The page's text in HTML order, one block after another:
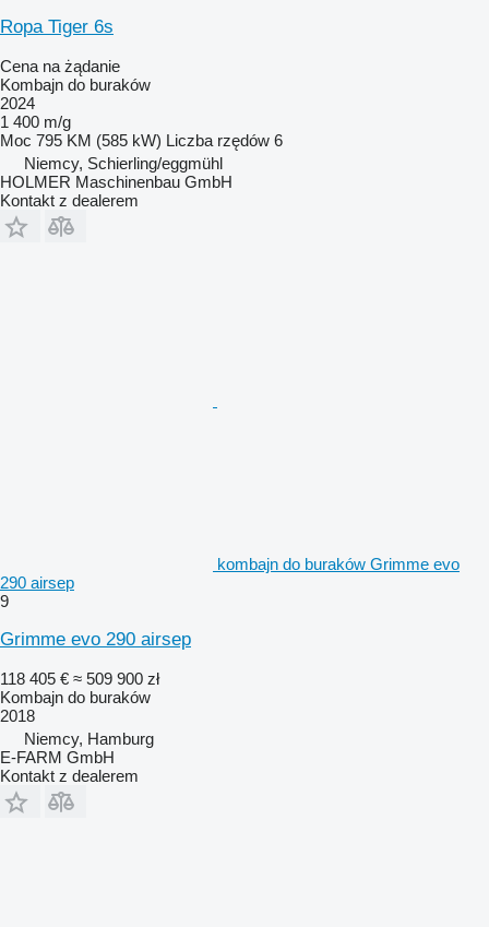
Ropa Tiger 6s
Cena na żądanie
Kombajn do buraków
2024
1 400 m/g
Moc 795 KM (585 kW) Liczba rzędów 6
Niemcy, Schierling/eggmühl
HOLMER Maschinenbau GmbH
Kontakt z dealerem
kombajn do buraków Grimme evo
290 airsep
9
Grimme evo 290 airsep
118 405 € ≈ 509 900 zł
Kombajn do buraków
2018
Niemcy, Hamburg
E-FARM GmbH
Kontakt z dealerem